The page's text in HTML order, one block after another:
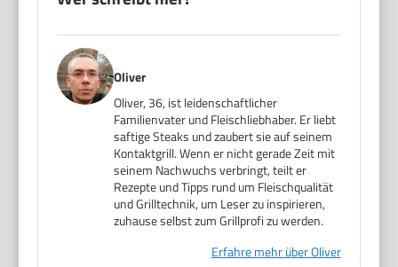
Oliver
Oliver, 36, ist leidenschaftlicher
Familienvater und Fleischliebhaber. Er liebt
saftige Steaks und zaubert sie auf seinem
Kontaktgrill. Wenn er nicht gerade Zeit mit
seinem Nachwuchs verbringt, teilt er
Rezepte und Tipps rund um Fleischqualität
und Grilltechnik, um Leser zu inspirieren,
zuhause selbst zum Grillprofi zu werden.
Erfahre mehr über Oliver